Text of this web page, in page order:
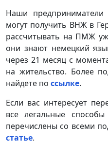
Наши
могут получить ВНЖ в
рассчитывать на ПМЖ
они знают немецкий
через 21 месяц с
на жительство. Более
найдете по ссылке.
Если вас интересует
все легальные
перечислены со всеми
статье.